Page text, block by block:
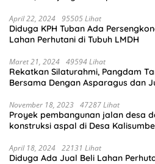
April 22, 2024 95505 Lihat
Diduga KPH Tuban Ada
Lahan Perhutani di Tubuh LMDH
Maret 21, 2024 49594 Lihat
Rekatkan Silaturahmi, Pangdam
Bersama Dengan Asparagus dan
November 18, 2023 47287 Lihat
Proyek pembangunan jalan desa
konstruksi aspal di Desa
sudah selesai di tahun 2023
April 18, 2024 22131 Lihat
Diduga Ada Jual Beli Lahan